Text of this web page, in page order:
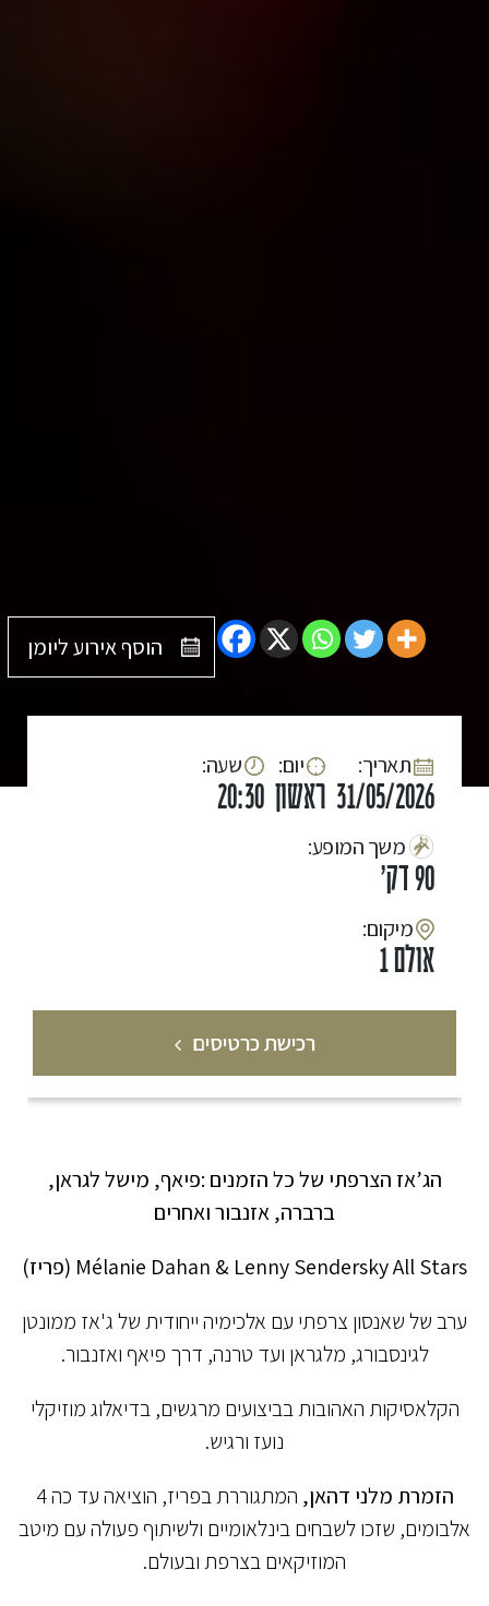
הוסף אירוע ליומן
:תאריך
31/05/2026
:יום
ראשון
:שעה
20:30
:משך המופע
90 דק'
:מיקום
אולם 1
רכישת כרטיסים
הג’אז הצרפתי של כל הזמנים :פיאף, מישל לגראן,
ברברה, אזנבור ואחרים
Mélanie Dahan & Lenny Sendersky All Stars (פריז)
ערב של שאנסון צרפתי עם אלכימיה ייחודית של ג'אז ממונטן
לגינסבורג, מלגראן ועד טרנה, דרך פיאף ואזנבור.
הקלאסיקות האהובות בביצועים מרגשים, בדיאלוג מוזיקלי
נועז ורגיש.
הזמרת מלני דהאן,
המתגוררת בפריז, הוציאה עד כה 4
אלבומים, שזכו לשבחים בינלאומיים ולשיתוף פעולה עם מיטב
המוזיקאים בצרפת ובעולם.